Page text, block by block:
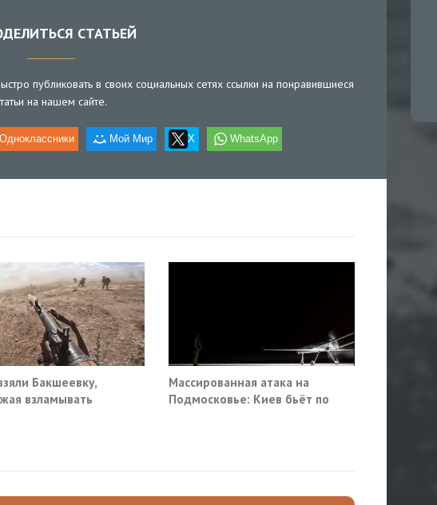
СТАТЬЕЙ
публиковать в своих социальных сетях ссылки на понравившиеся
на нашем сайте.
Одноклассники Мой Мир X WhatsApp
Бакшеевку,
взламывать
Массированная атака на
Подмосковье: Киев бьёт по